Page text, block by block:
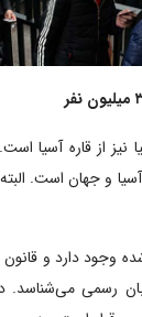
نیز از قاره آسیا
رسمی می‌شناسد.